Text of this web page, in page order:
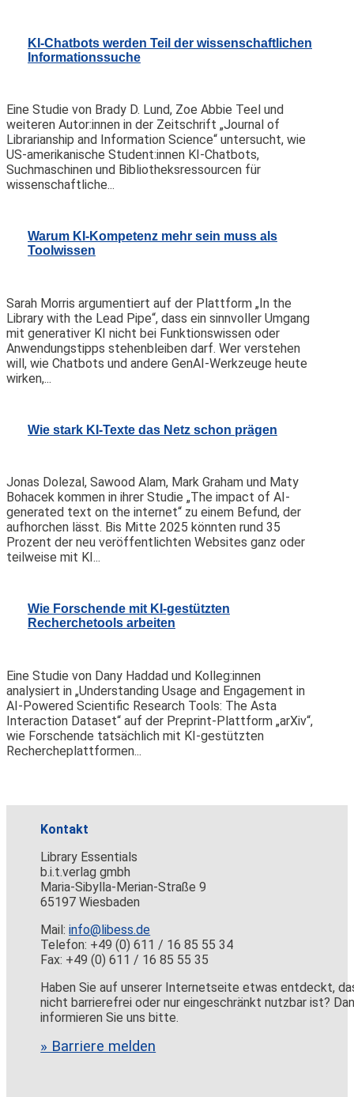
KI-Chatbots werden Teil der wissenschaftlichen
Informationssuche
Eine Studie von Brady D. Lund, Zoe Abbie Teel und
weiteren Autor:innen in der Zeitschrift „Journal of
Librarianship and Information Science“ untersucht, wie
US-amerikanische Student:innen KI-Chatbots,
Suchmaschinen und Bibliotheksressourcen für
wissenschaftliche...
Warum KI-Kompetenz mehr sein muss als
Toolwissen
Sarah Morris argumentiert auf der Plattform „In the
Library with the Lead Pipe“, dass ein sinnvoller Umgang
mit generativer KI nicht bei Funktionswissen oder
Anwendungstipps stehenbleiben darf. Wer verstehen
will, wie Chatbots und andere GenAI-Werkzeuge heute
wirken,...
Wie stark KI-Texte das Netz schon prägen
Jonas Dolezal, Sawood Alam, Mark Graham und Maty
Bohacek kommen in ihrer Studie „The impact of AI-
generated text on the internet“ zu einem Befund, der
aufhorchen lässt. Bis Mitte 2025 könnten rund 35
Prozent der neu veröffentlichten Websites ganz oder
teilweise mit KI...
Wie Forschende mit KI-gestützten
Recherchetools arbeiten
Eine Studie von Dany Haddad und Kolleg:innen
analysiert in „Understanding Usage and Engagement in
AI-Powered Scientific Research Tools: The Asta
Interaction Dataset“ auf der Preprint-Plattform „arXiv“,
wie Forschende tatsächlich mit KI-gestützten
Rechercheplattformen...
Kontakt
Library Essentials
b.i.t.verlag gmbh
Maria-Sibylla-Merian-Straße 9
65197 Wiesbaden
Mail:info@libess.de
Telefon: +49 (0) 611 / 16 85 55 34
Fax: +49 (0) 611 / 16 85 55 35
Haben Sie auf unserer Internetseite etwas entdeckt,
nicht barrierefrei oder nur eingeschränkt nutzbar ist?
informieren Sie uns bitte.
» Barriere melden